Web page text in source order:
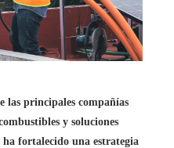
las principales compañías
y soluciones
fortalecido una estrategia